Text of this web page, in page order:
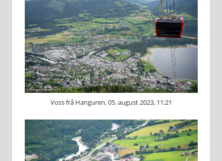
Voss frå Hanguren, 05. august 2023, 11:21